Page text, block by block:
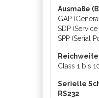
Ausmaße
GAP
SDP
SPP (Serial
Class 1 bis
Serielle
RS232